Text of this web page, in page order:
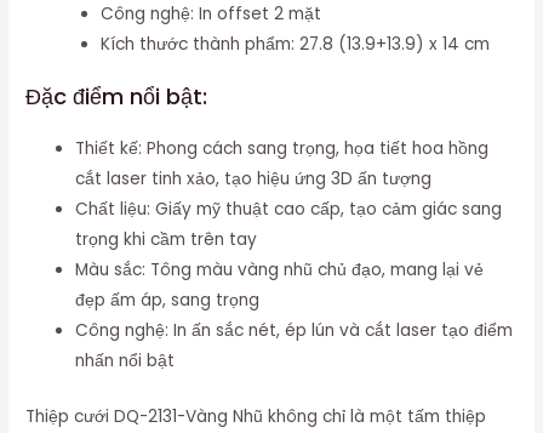
Công nghệ: In offset 2 mặt
Kích thước thành phẩm: 27.8 (13.9+13.9) x 14 cm
Đặc điểm nổi bật:
Thiết kế: Phong cách sang trọng, họa tiết hoa hồng
cắt laser tinh xảo, tạo hiệu ứng 3D ấn tượng
Chất liệu: Giấy mỹ thuật cao cấp, tạo cảm giác sang
trọng khi cầm trên tay
Màu sắc: Tông màu vàng nhũ chủ đạo, mang lại vẻ
đẹp ấm áp, sang trọng
Công nghệ: In ấn sắc nét, ép lún và cắt laser tạo điểm
nhấn nổi bật
Thiệp cưới DQ-2131-Vàng Nhũ không chỉ là một tấm thiệp